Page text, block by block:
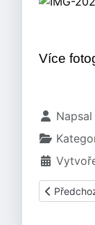
Více
Základní
Napsal
Předchozí